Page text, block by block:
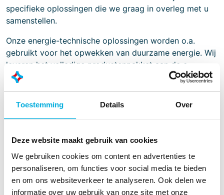
Toestemming Details Over
Deze website maakt gebruik van cookies
We gebruiken cookies om content en advertenties te
personaliseren, om functies voor social media te bieden
en om ons websiteverkeer te analyseren. Ook delen we
informatie over uw gebruik van onze site met onze
specifieke oplossingen die we graag in overleg met u
samenstellen.
Onze energie-technische oplossingen worden o.a.
gebruikt voor het opwekken van duurzame energie. Wij
leveren het volledige productenpakket aan de e-
infrastructuur. Van kabelschoen tot en met volledig
ingericht verdeelstation. Wij zijn actief in de offshore
en marine- en scheepvaart waar wij de gehele keten
voorgeschreven door ProRail met een breed scala aan
Batenburg Energietechniek is lid van de volgende
organisaties: